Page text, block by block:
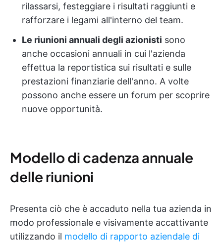
rilassarsi, festeggiare i risultati raggiunti e
rafforzare i legami all'interno del team.
Le riunioni annuali degli azionisti sono
anche occasioni annuali in cui l'azienda
effettua la reportistica sui risultati e sulle
prestazioni finanziarie dell'anno. A volte
possono anche essere un forum per scoprire
nuove opportunità.
Modello di cadenza annuale
delle riunioni
Presenta ciò che è accaduto nella tua azienda in
modo professionale e visivamente accattivante
utilizzando il modello di rapporto aziendale di